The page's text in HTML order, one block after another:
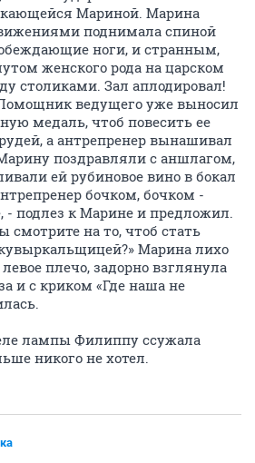
Мариной. Марина
поднимала спиной
ноги, и странным,
женского рода на царском
столиками. Зал аплодировал!
ведущего уже выносил
медаль, чтоб повесить ее
а антрепренер вынашивал
поздравляли с аншлагом,
ей рубиновое вино в бокал
бочком, бочком -
- подлез к Марине и предложил.
смотрите на то, чтоб стать
Марина лихо
плечо, задорно взглянула
и с криком «Где наша не
лампы Филиппу ссужала
никого не хотел.